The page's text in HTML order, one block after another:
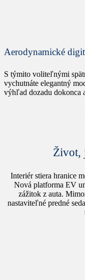
Aerodynamické
S týmito voliteľnými
vychutnáte elegantný
výhľad dozadu dokonca
Život,
Interiér stiera hranice
Nová platforma EV
zážitok z auta.
nastaviteľné predné